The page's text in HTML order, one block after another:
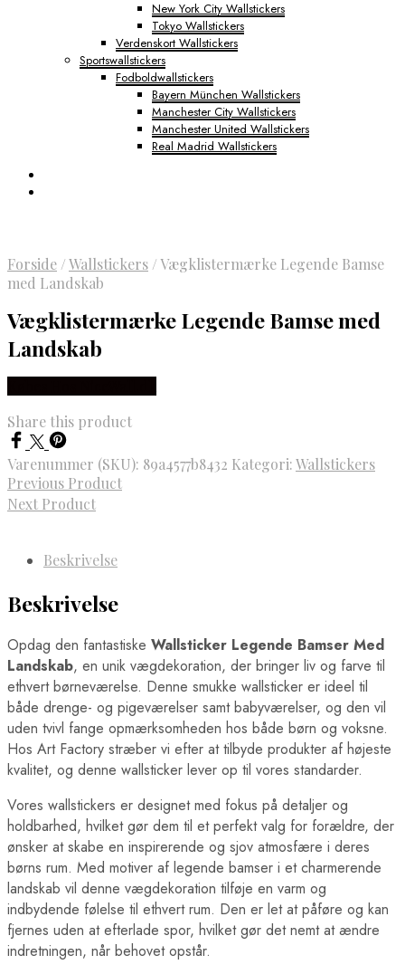
New York City Wallstickers
Tokyo Wallstickers
Verdenskort Wallstickers
Sportswallstickers
Fodboldwallstickers
Bayern München Wallstickers
Manchester City Wallstickers
Manchester United Wallstickers
Real Madrid Wallstickers
Forside /Wallstickers /Vægklistermærke Legende Bamse
med Landskab
Vægklistermærke Legende Bamse med
Landskab
Share this product
Varenummer (SKU): 89a4577b8432 Kategori:Wallstickers
Previous Product
Next Product
Beskrivelse
Beskrivelse
Opdag den fantastiske Wallsticker Legende Bamser Med
Landskab, en unik vægdekoration, der bringer liv og farve til
ethvert børneværelse. Denne smukke wallsticker er ideel til
både drenge- og pigeværelser samt babyværelser, og den vil
uden tvivl fange opmærksomheden hos både børn og voksne.
Hos Art Factory stræber vi efter at tilbyde produkter af højeste
kvalitet, og denne wallsticker lever op til vores standarder.
Vores wallstickers er designet med fokus på detaljer og
holdbarhed, hvilket gør dem til et perfekt valg for forældre, der
ønsker at skabe en inspirerende og sjov atmosfære i deres
børns rum. Med motiver af legende bamser i et charmerende
landskab vil denne vægdekoration tilføje en varm og
indbydende følelse til ethvert rum. Den er let at påføre og kan
fjernes uden at efterlade spor, hvilket gør det nemt at ændre
indretningen, når behovet opstår.